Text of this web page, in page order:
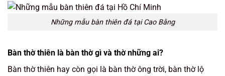
Những mẫu bàn thiên đá tại Cao Bằng
Bàn thờ thiên là bàn thờ gì và thờ những ai?
Bàn thờ thiên hay còn gọi là bàn thờ ông trời, bàn thờ lộ